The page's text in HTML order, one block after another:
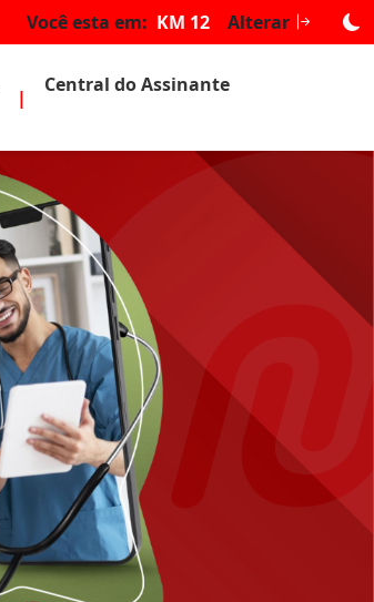
Você esta em: KM 12 Alterar
|
Central do Assinante